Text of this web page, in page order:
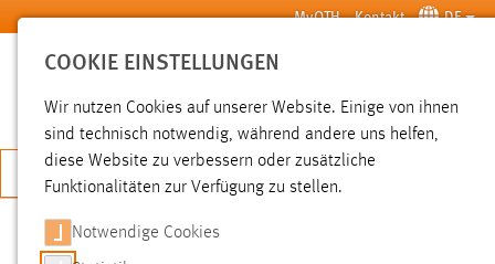
Zum Hauptinhalt springen MyOTH Kontakt DE
SUCHE
JETZT BEWERBEN
Hochschule Aktuelles News der OTH Amberg-Weiden
COOKIE EINSTELLUNGEN
Wir nutzen Cookies auf unserer Website. Einige von ihnen
sind technisch notwendig, während andere uns helfen,
diese Website zu verbessern oder zusätzliche
Funktionalitäten zur Verfügung zu stellen.
Notwendige Cookies